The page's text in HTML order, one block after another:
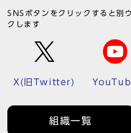
SNSボタンをクリックすると別
クします
X(旧Twitter)
組織一覧